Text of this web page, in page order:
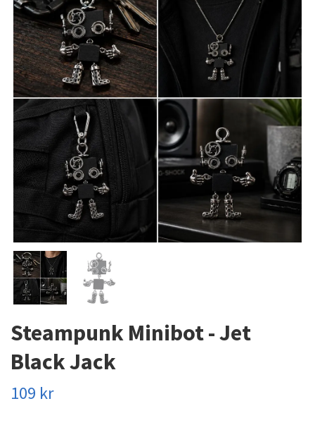
Steampunk Minibot - Jet
Black Jack
109 kr